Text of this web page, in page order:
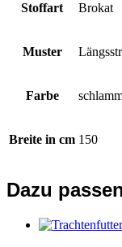
Stoffart Brokat
Muster
Farbe
Breite in cm 150
Dazu